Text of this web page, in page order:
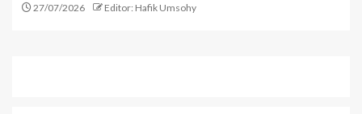
27/07/2026 Editor: Hafik Umsohy